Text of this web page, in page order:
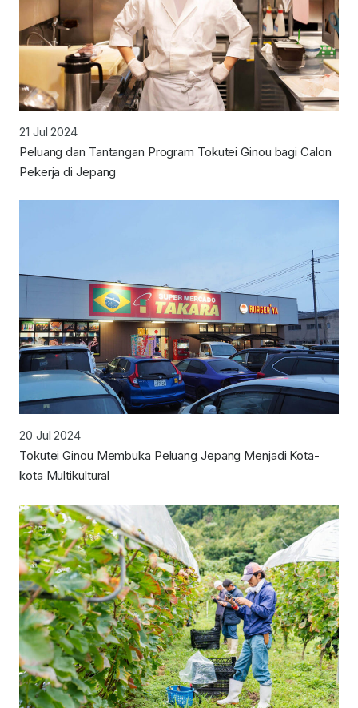
21 Jul 2024
Peluang dan Tantangan Program Tokutei Ginou bagi Calon
Pekerja di Jepang
20 Jul 2024
Tokutei Ginou Membuka Peluang Jepang Menjadi Kota-
kota Multikultural